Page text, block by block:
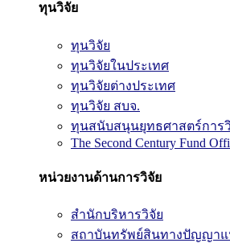
ทุนวิจัย
ทุนวิจัย
ทุนวิจัยในประเทศ
ทุนวิจัยต่างประเทศ
ทุนวิจัย สบจ.
ทุนสนับสนุนยุทธศาสตร์การ
The Second Century Fund
หน่วยงานด้านการวิจัย
สำนักบริหารวิจัย
สถาบันทรัพย์สินทางปัญญาแ